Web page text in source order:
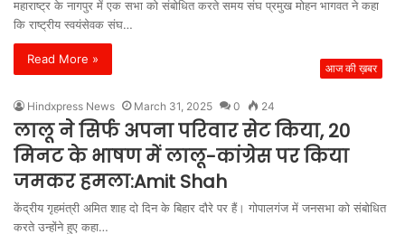
महाराष्ट्र के नागपुर में एक सभा को संबोधित करते समय संघ प्रमुख मोहन भागवत ने कहा
कि राष्ट्रीय स्वयंसेवक संघ…
Read More »
आज की ख़बर
Hindxpress News March 31, 2025 0 24
लालू ने सिर्फ अपना परिवार सेट किया, 20
मिनट के भाषण में लालू-कांग्रेस पर किया
जमकर हमला:Amit Shah
केंद्रीय गृहमंत्री अमित शाह दो दिन के बिहार दौरे पर हैं। गोपालगंज में जनसभा को संबोधित
करते उन्होंने हुए कहा…